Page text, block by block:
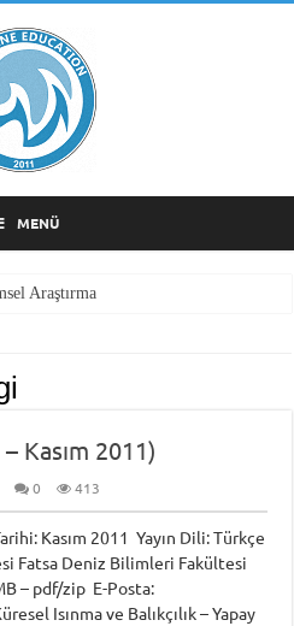
MENÜ
Araştırma
Kasım 2011)
0 413
Kasım 2011 Yayın Dili: Türkçe
Fatsa Deniz Bilimleri Fakültesi
– pdf/zip E-Posta:
Isınma ve Balıkçılık – Yapay